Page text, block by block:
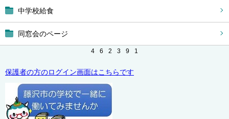
中学校給食
同窓会のページ
4 6 2 3 9 1
保護者の方のログイン画面はこちらです